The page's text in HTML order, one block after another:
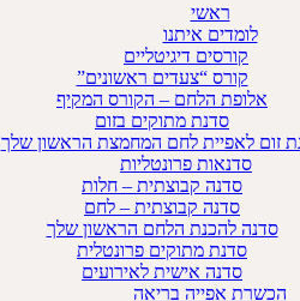
ראשי
לומדים איתנו
קורסים דיגיטליים
קורס “צעדים ראשונים”
אלופת הלחם – הקורס המקיף
סדנת מתוקים בזום
זום לאפיית לחם המחמצת הראשון שלך
סדנאות פרונטליות
סדנה קבוצתית – חלות
סדנה קבוצתית – לחם
סדנה להכנת הלחם הראשון שלך
סדנת מתוקים פרונטלית
סדנה אישית לאירועים
הכשרת אפייה בריאה